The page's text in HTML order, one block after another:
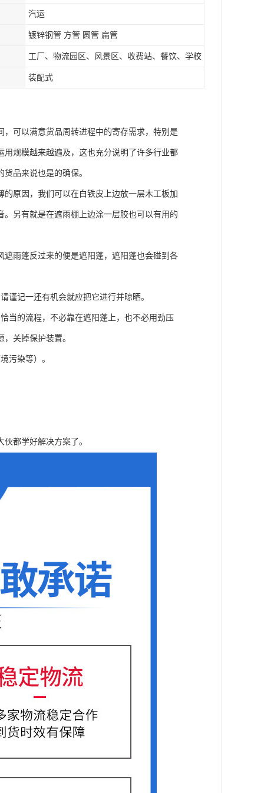
汽运
镀锌钢管 方管 圆管 扁管
工厂、物流园区、风景区、收费站、餐饮、学校
装配式
可以满意货品周转进程中的寄存需求，特别是
规模越来越遍及，这也充分说明了许多行业都
品来说也是的确保。
原因，我们可以在白铁皮上边放一层木工板加
另有就是在遮雨棚上边涂一层胶也可以有用的
雨蓬反过来的便是遮阳蓬，遮阳蓬也会碰到各
谨记一还有机会就应把它进行并晾晒。
当的流程，不必靠在遮阳蓬上，也不必用劲压
关掉保护装置。
污染等）。
都学好解决方案了。